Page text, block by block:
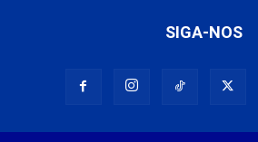
SIGA-NOS